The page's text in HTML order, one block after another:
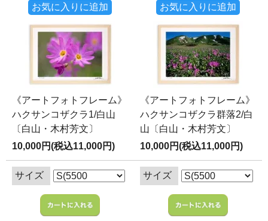
お気に入りに追加 お気に入りに追加
《アートフォトフレーム》
ハクサンコザクラ1/白山
〔白山・木村芳文〕
10,000円(税込11,000円)
サイズ
《アートフォトフレーム》
ハクサンコザクラ群落2/白
山〔白山・木村芳文〕
10,000円(税込11,000円)
サイズ